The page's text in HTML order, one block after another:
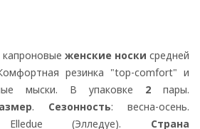
капроновые женские носки средней
резинка "top-comfort" и
мыски. В упаковке 2 пары.
. Сезонность: весна-осень.
(Элледуе). Страна